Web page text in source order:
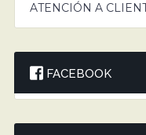
ATENCIÓN A
FACEBOOK